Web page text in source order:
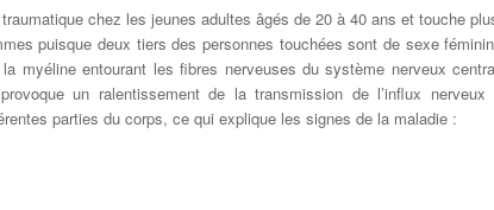
chez les jeunes adultes âgés de 20 à 40 ans et touche
puisque deux tiers des personnes touchées sont de sexe
myéline entourant les fibres nerveuses du système nerveux
un ralentissement de la transmission de l’influx nerveux
parties du corps, ce qui explique les signes de la maladie :